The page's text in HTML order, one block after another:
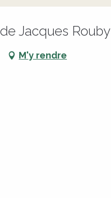
Jacques Rouby
M'y rendre